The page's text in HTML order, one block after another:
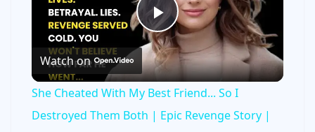
P
l
a
Watch on
She Cheated With My Best Friend... So I
Destroyed Them Both | Epic Revenge Story |